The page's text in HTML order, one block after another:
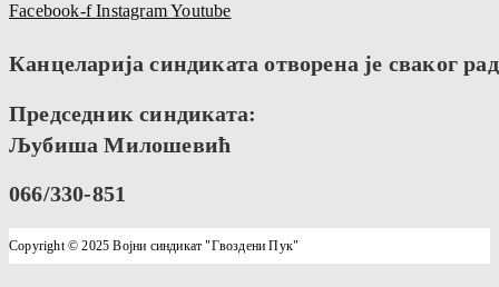
Facebook-f InstagramYoutube
Канцеларија синдиката отворена је сваког
Председник синдиката:
Љубиша Милошевић
066/330-851
Copyright © 2025 Војни синдикат "Гвоздени Пук"